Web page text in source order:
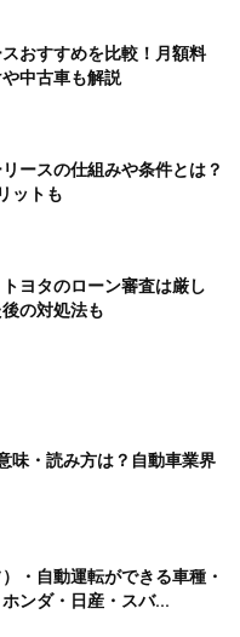
おすすめを比較！月額料
中古車も解説
ースの仕組みや条件とは？
ットも
ヨタのローン審査は厳し
の対処法も
味・読み方は？自動車業界
・自動運転ができる車種・
ンダ・日産・スバ...